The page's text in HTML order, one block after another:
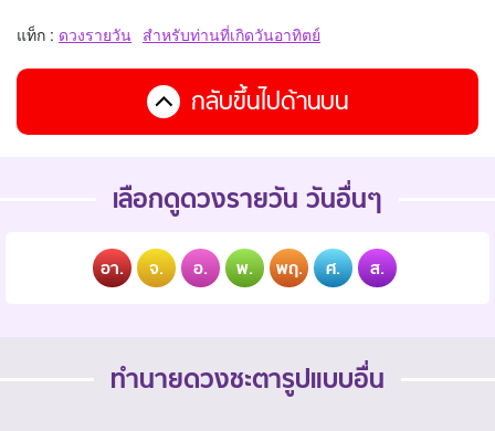
แท็ก : ดวงรายวัน สำหรับท่านที่เกิดวันอาทิตย์
กลับขึ้นไปด้านบน
เลือกดูดวงรายวัน วันอื่นๆ
อา. จ. อ. พ. พฤ. ศ. ส.
ทำนายดวงชะตารูปแบบอื่น